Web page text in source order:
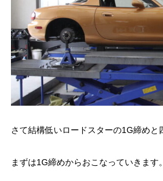
さて結構低いロードスターの1G締めと
まずは1G締めからおこなっていきます。